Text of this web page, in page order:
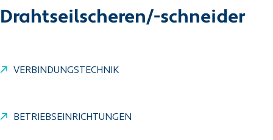
Drahtseilscheren/-schneider
VERBINDUNGSTECHNIK
BETRIEBSEINRICHTUNGEN